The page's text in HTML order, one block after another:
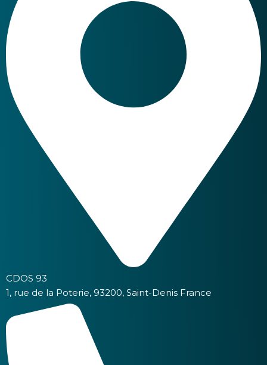
CDOS 93
1, rue de la Poterie, 93200, Saint-Denis France